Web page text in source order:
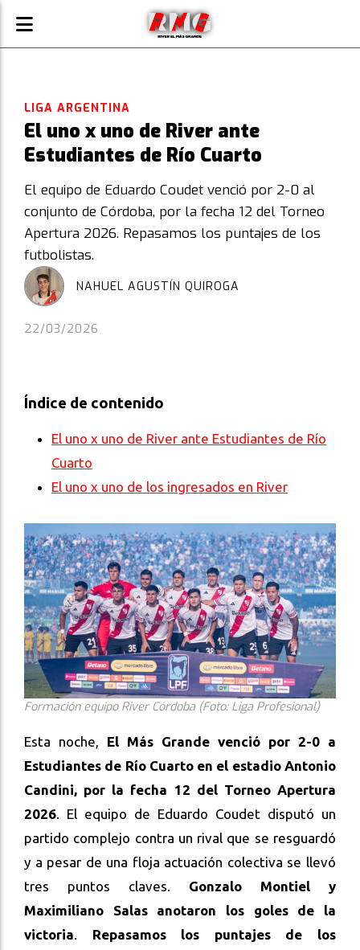
El uno x uno de River ante
Estudiantes de Río Cuarto
El equipo de Eduardo Coudet venció por 2-0 al
conjunto de Córdoba, por la fecha 12 del Torneo
Apertura 2026. Repasamos los puntajes de los
futbolistas.
LIGA ARGENTINA
22/03/2026
NAHUEL AGUSTÍN QUIROGA
Índice de contenido
El uno x uno de River ante Estudiantes de Río
Cuarto
El uno x uno de los ingresados en River
Formación equipo River Córdoba (Foto: Liga Profesional)
Esta noche, El Más Grande venció por 2-0 a
Estudiantes de Río Cuarto en el estadio Antonio
Candini, por la fecha 12 del Torneo Apertura
2026. El equipo de Eduardo Coudet disputó un
partido complejo contra un rival que se resguardó
y a pesar de una floja actuación colectiva se llevó
tres puntos claves. Gonzalo Montiel y
Maximiliano Salas anotaron los goles de la
victoria. Repasamos los puntajes de los